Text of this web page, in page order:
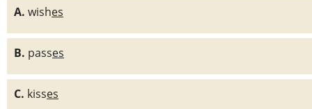
A. wishes
B. passes
C. kisses